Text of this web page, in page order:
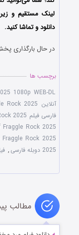
‌لینک مستقیم و
دانلود و تماشا کنید.
در حال بارگذاری
برچسب ها
1080p WEB-DL
آنلاین The First Snow of Fraggle Rock 2025
فارسی فیلم The First Snow of Fraggle Rock 2025
Rock 2025
Fraggle Rock 2025 با زیرنویس چسبیده
2025 دوبله فارسی
,
مطالب